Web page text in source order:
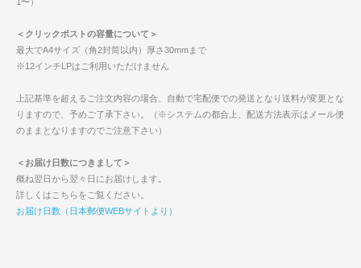
＜クリックポストの容量について＞
最大でA4サイズ（角2封筒以内）厚さ30mmまで
※12インチLPはご利用いただけません
上記基準を超えるご注文内容の場合、自動で宅配便での発送となり送料が変更とな
りますので、予めご了承下さい。（※システムの都合上、配送方法表示はメール便
のままとなりますのでご注意下さい）
＜お届け日数につきまして＞
概ね翌日から翌々日にお届けします。
詳しくはこちらをご覧ください。
お届け日数（日本郵便WEBサイトより）